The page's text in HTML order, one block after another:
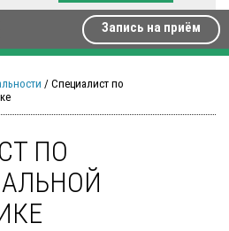
Запись на приём
/ Специалист по
ПО